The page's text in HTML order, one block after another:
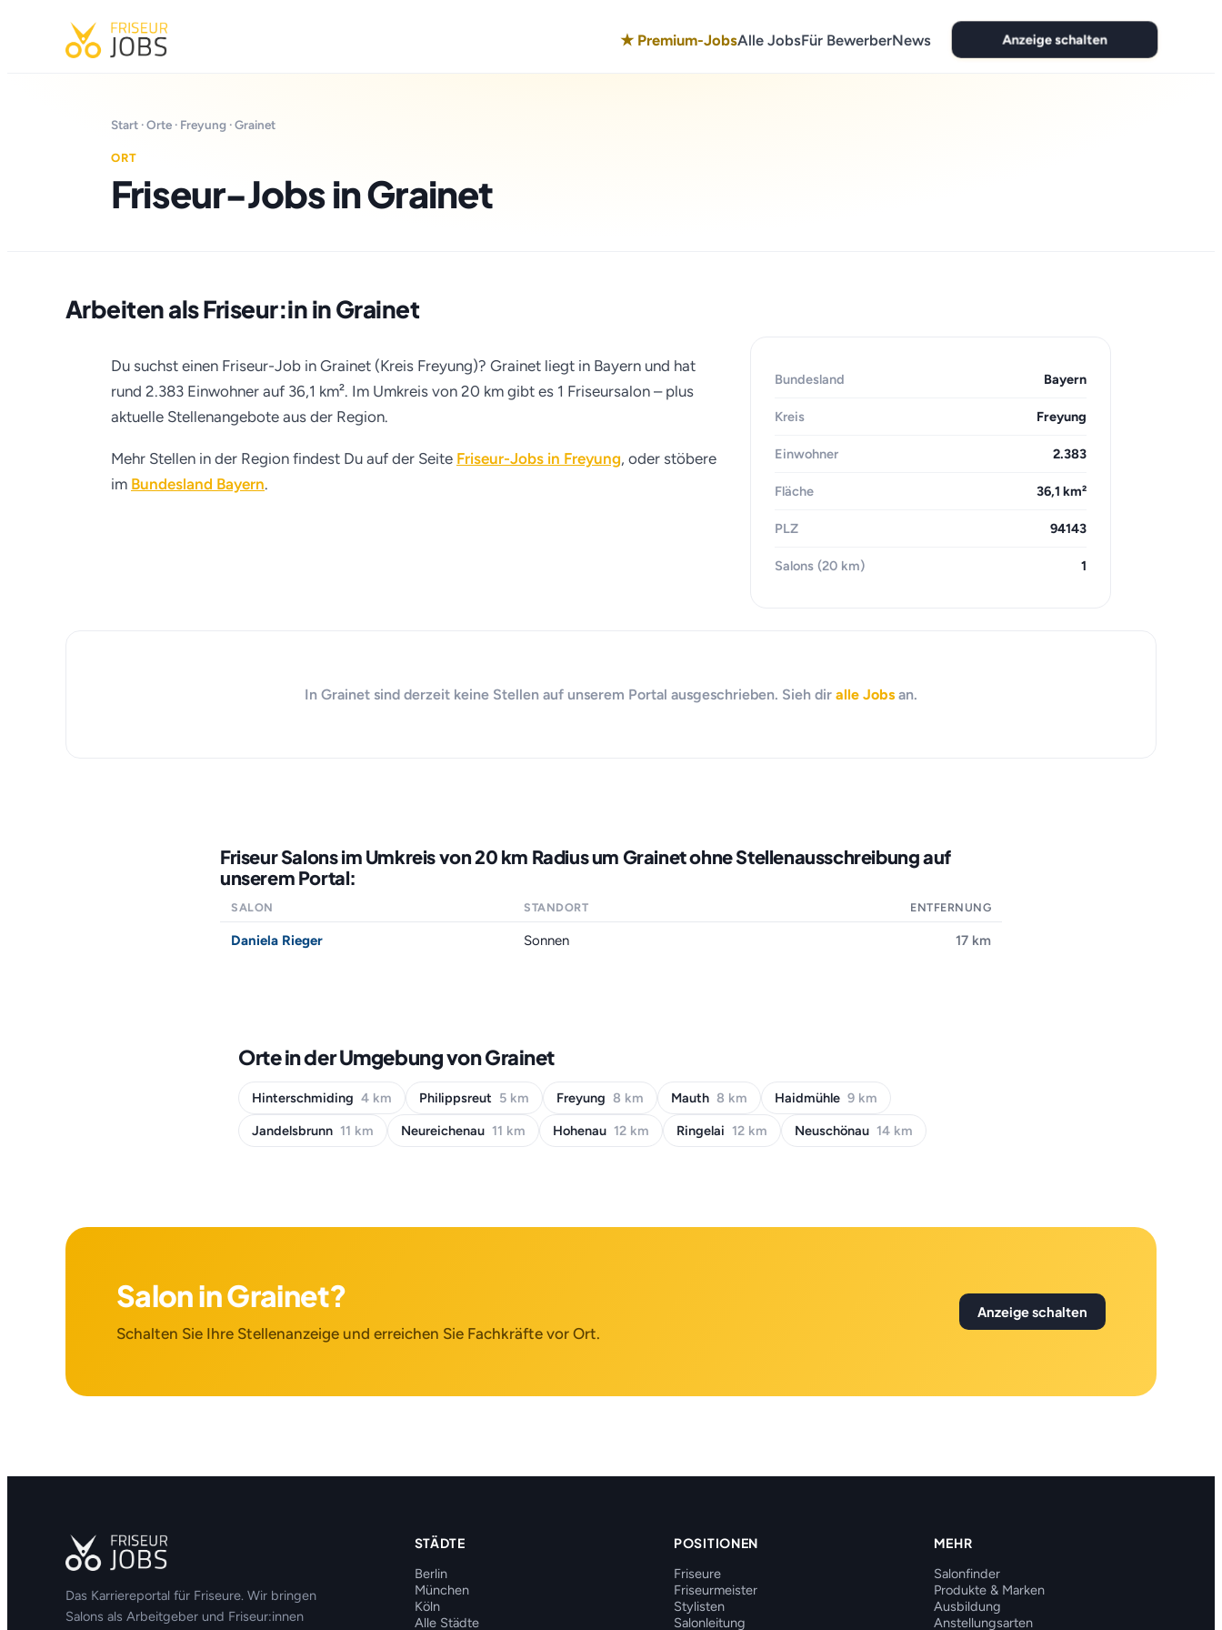
★ Premium-JobsAlle JobsFür BewerberNews Anzeige schalten
Start ·Orte · Freyung · Grainet
ORT
Friseur-Jobs in Grainet
Arbeiten als Friseur:in in Grainet
Du suchst einen Friseur-Job in Grainet (Kreis Freyung)? Grainet liegt in Bayern und hat
rund 2.383 Einwohner auf 36,1 km². Im Umkreis von 20 km gibt es 1 Friseursalon – plus
aktuelle Stellenangebote aus der Region.
Mehr Stellen in der Region findest Du auf der Seite Friseur-Jobs in Freyung, oder stöbere
im Bundesland Bayern.
Bundesland Bayern
Kreis Freyung
Einwohner 2.383
Fläche 36,1 km²
PLZ 94143
Salons (20 km) 1
In Grainet sind derzeit keine Stellen auf unserem Portal ausgeschrieben. Sieh dir alle Jobs an.
Friseur Salons im Umkreis von 20 km Radius um Grainet ohne Stellenausschreibung auf
unserem Portal:
SALON STANDORT ENTFERNUNG
Daniela Rieger Sonnen 17 km
Orte in der Umgebung von Grainet
Hinterschmiding 4 km Philippsreut 5 km Freyung 8 km Mauth 8 km Haidmühle 9 km
Jandelsbrunn 11 km Neureichenau 11 km Hohenau 12 km Ringelai 12 km Neuschönau 14 km
Salon in Grainet?
Schalten Sie Ihre Stellenanzeige und erreichen Sie Fachkräfte vor Ort.
Anzeige schalten
Das Karriereportal für Friseure. Wir bringen
Salons als Arbeitgeber und Friseur:innen
STÄDTE
Berlin
München
Köln
Alle Städte
POSITIONEN
Friseure
Friseurmeister
Stylisten
Salonleitung
MEHR
Salonfinder
Produkte & Marken
Ausbildung
Anstellungsarten